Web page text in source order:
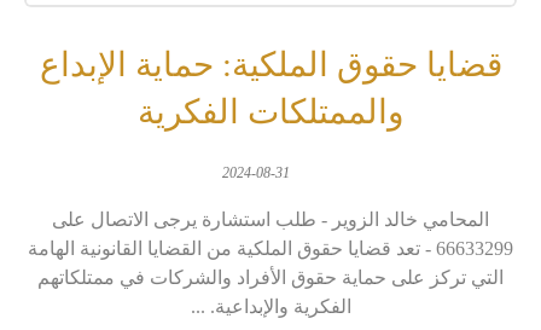
قضايا حقوق الملكية: حماية الإبداع
والممتلكات الفكرية
2024-08-31
المحامي خالد الزوير - طلب استشارة يرجى الاتصال على
66633299 - تعد قضايا حقوق الملكية من القضايا القانونية الهامة
التي تركز على حماية حقوق الأفراد والشركات في ممتلكاتهم
الفكرية والإبداعية. ...